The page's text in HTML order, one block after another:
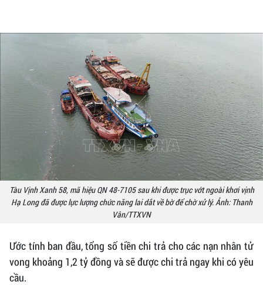
Tàu Vịnh Xanh 58, mã hiệu QN 48-7105 sau khi được trục vớt ngoài khơi vịnh
Hạ Long đã được lực lượng chức năng lai dắt về bờ để chờ xử lý. Ảnh: Thanh
Vân/TTXVN
Ước tính ban đầu, tổng số tiền chi trả cho các nạn nhân tử
vong khoảng 1,2 tỷ đồng và sẽ được chi trả ngay khi có yêu
cầu.